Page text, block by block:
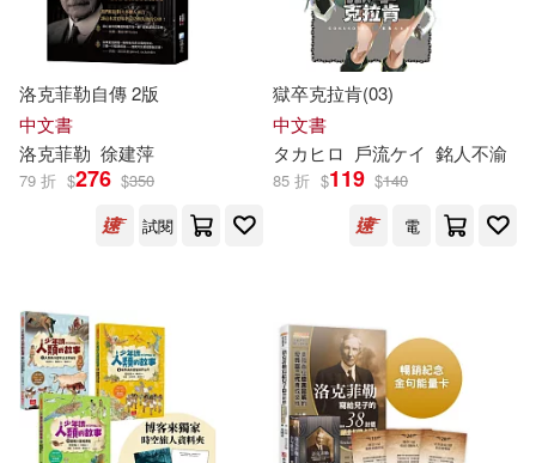
(美)馬克·吐溫(24)
佐々大河(24)
復旦大學當代國外馬克思主義研究
本書編委會(24)
鄭淵潔(24) (加)布爾喬亞(23)
廣州百田信息科技有限公司(23)
中國計量出版社(200)
電子工業出版社(199)
湖南文藝出版社(194)
南京大學出版社(188)
根華(184)
洛克菲勒自傳 2版
中文書
洛克菲勒 徐建萍
79 折 $276 $350
試閱
獄卒克拉肯(03)
中文書
タカヒロ 戶流ケイ 銘人不渝
85 折 $119 $140
電